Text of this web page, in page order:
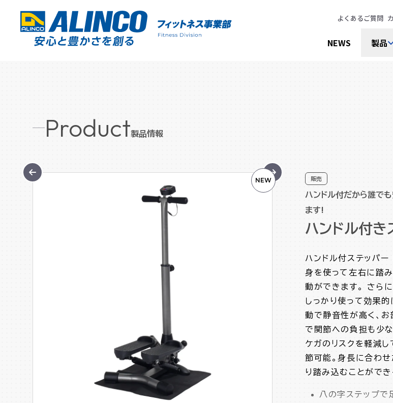
よくあるご質問
NEWS 製品
Product製品情報
販売
ハンドル付だから誰で
ます!
ハンドル付き
NEW
ハンドル付ステッパ
身を使って左右に踏
動ができます。 さら
しっかり使って効果
動で静音性が高く、
で関節への負担も少
ケガのリスクを軽減
節可能。身長に合わ
り踏み込むことができ
八の字ステップで